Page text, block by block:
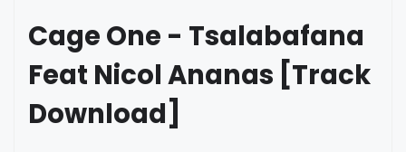
Cage One - Tsalabafana
Feat Nicol Ananas [Track
Download]